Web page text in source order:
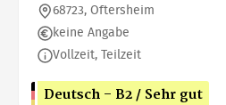
68723, Oftersheim
keine Angabe
Vollzeit, Teilzeit
Deutsch - B2 / Sehr gut